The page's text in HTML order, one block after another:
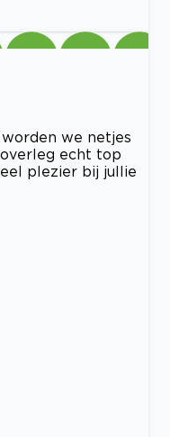
we netjes
echt top
plezier bij jullie